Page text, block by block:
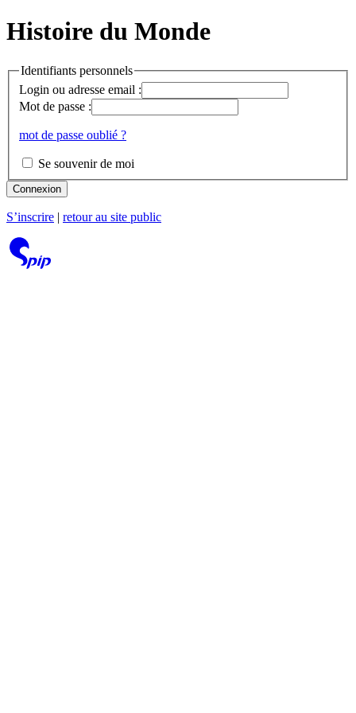
Histoire du Monde
Identifiants personnels
Login ou adresse email :
Mot de passe :
mot de passe oublié ?
Se souvenir de moi
Connexion
S’inscrire retour au site public